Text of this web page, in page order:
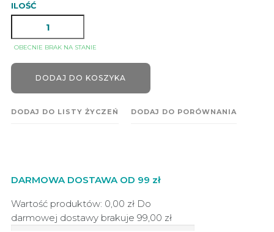
ILOŚĆ
OBECNIE BRAK NA STANIE
DODAJ DO KOSZYKA
DODAJ DO LISTY ŻYCZEŃ DODAJ DO PORÓWNANIA
DARMOWA DOSTAWA OD 99 zł
Wartość produktów: 0,00 zł Do
darmowej dostawy brakuje 99,00 zł